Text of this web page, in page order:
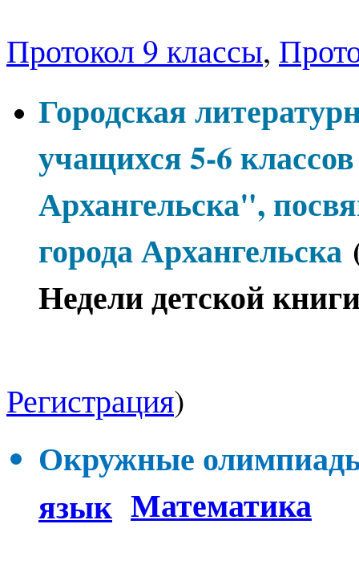
Протокол 9 классы,
Городская
учащихся 5-6
Архангельска",
города Архангельска
Недели детской
Регистрация)
Окружные
язык Математика